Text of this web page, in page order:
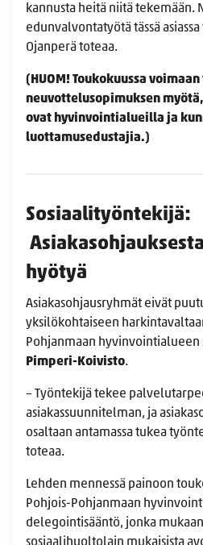
kannusta heitä niitä tekemään.
edunvalvontatyötä tässä
Ojanperä toteaa.
(HUOM! Toukokuussa
neuvottelusopimuksen
ovat hyvinvointialueilla ja
luottamusedustajia.)
Sosiaalityöntekijä:
hyötyä
Asiakasohjausryhmät eivät
yksilökohtaiseen
Pohjanmaan hyvinvointialueen
Pimperi-Koivisto.
– Työntekijä tekee
asiakassuunnitelman, ja
osaltaan antamassa tukea
toteaa.
Lehden mennessä painoon
Pohjois-Pohjanmaan
delegointisääntö, jonka